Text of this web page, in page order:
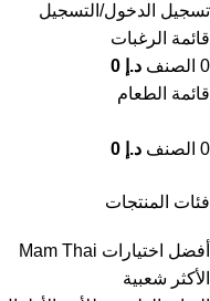
تسجيل الدخول/التسجيل
قائمة الرغبات
0 الصنف د.إ
قائمة الطعام
0 الصنف د.إ
فئات المنتجات
أفضل اختيارات Mam Thai
الأكثر شعبية